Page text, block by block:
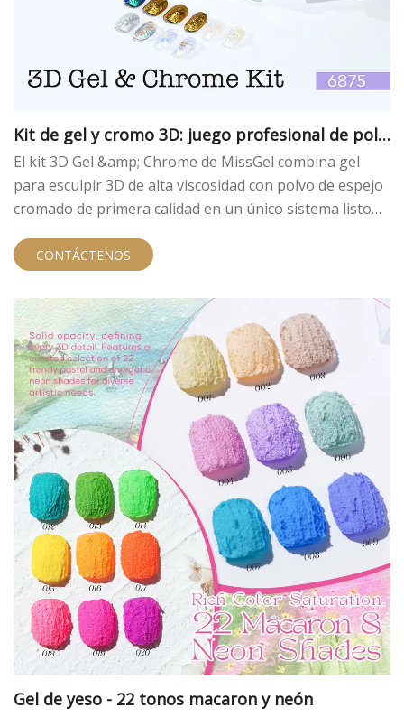
Kit de gel y cromo 3D: juego profesional de polv
o de espejo y gel para esculpir 3D para marcas
El kit 3D Gel &amp; Chrome de MissGel combina gel
para esculpir 3D de alta viscosidad con polvo de espejo
cromado de primera calidad en un único sistema listo
uñas profesionales y propietarios de marcas, este kit
dimensionales y efectos cromados con acabado de
espejo sin cambiar de producto, todo desde un
conjunto cohesivo.
CONTÁCTENOS
Gel de yeso - 22 tonos macaron y neón